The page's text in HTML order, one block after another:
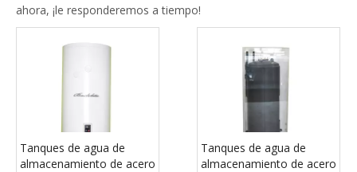
ahora, ¡le responderemos a tiempo!
Tanques de agua de
almacenamiento de acero
Tanques de agua de
almacenamiento de acero